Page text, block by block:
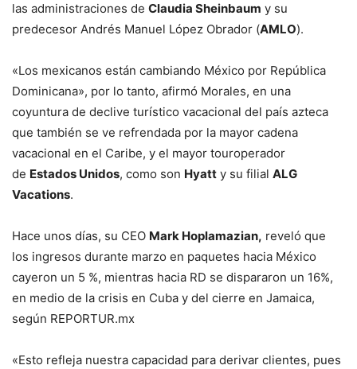
las administraciones de Claudia Sheinbaum y su
predecesor Andrés Manuel López Obrador (AMLO).
«Los mexicanos están cambiando México por República
Dominicana», por lo tanto, afirmó Morales, en una
coyuntura de declive turístico vacacional del país azteca
que también se ve refrendada por la mayor cadena
vacacional en el Caribe, y el mayor touroperador
de Estados Unidos, como son Hyatt y su filial ALG
Vacations.
Hace unos días, su CEO Mark Hoplamazian, reveló que
los ingresos durante marzo en paquetes hacia México
cayeron un 5 %, mientras hacia RD se dispararon un 16%,
en medio de la crisis en Cuba y del cierre en Jamaica,
según REPORTUR.mx
«Esto refleja nuestra capacidad para derivar clientes, pues